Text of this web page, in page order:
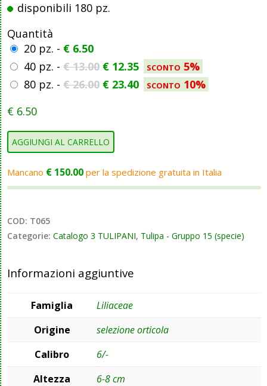
disponibili 180 pz.
Quantità
20 pz. - € 6.50
40 pz. - €13.00 € 12.35 sconto 5%
80 pz. - €26.00 € 23.40 sconto 10%
€ 6.50
AGGIUNGI AL CARRELLO
Mancano € 150.00 per la spedizione gratuita in Italia
COD: T065
Categorie: Catalogo 3 TULIPANI, Tulipa - Gruppo 15 (specie)
Informazioni aggiuntive
Famiglia
Liliaceae
Origine
selezione orticola
Calibro
6/-
Altezza
6-8 cm